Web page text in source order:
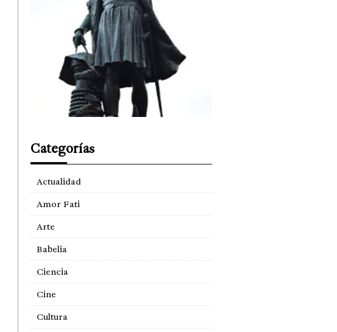
Categorías
Actualidad
Amor Fati
Arte
Babelia
Ciencia
Cine
Cultura